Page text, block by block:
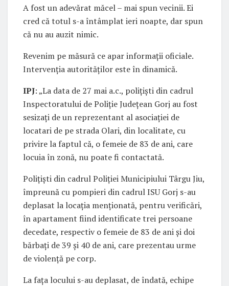
A fost un adevărat măcel – mai spun vecinii. Ei
cred că totul s-a întâmplat ieri noapte, dar spun
că nu au auzit nimic.
Revenim pe măsură ce apar informații oficiale.
Intervenția autorităților este în dinamică.
IPJ: „La data de 27 mai a.c., polițiști din cadrul
Inspectoratului de Poliție Județean Gorj au fost
sesizați de un reprezentant al asociației de
locatari de pe strada Olari, din localitate, cu
privire la faptul că, o femeie de 83 de ani, care
locuia în zonă, nu poate fi contactată.
Polițiști din cadrul Poliției Municipiului Târgu Jiu,
împreună cu pompieri din cadrul ISU Gorj s-au
deplasat la locația menționată, pentru verificări,
în apartament fiind identificate trei persoane
decedate, respectiv o femeie de 83 de ani și doi
bărbați de 39 și 40 de ani, care prezentau urme
de violență pe corp.
La fața locului s-au deplasat, de îndată, echipe